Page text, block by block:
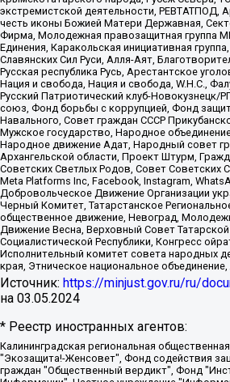
экстремистской деятельности, РЕВТАТПОД,
честь иконы Божией Матери Державная,
Фирма, Молодежная правозащитная группа
Единения, Каракольская инициативная
Славянских Сил Руси, Алля-Аят,
Русская республика Русь, Арестантское
Нация и свобода, Нация и свобода, W.H.С.,
Русский Патриотический клуб-Новокузнецк/
союз, Фонд борьбы с коррупцией, Фонд
Навального, Совет граждан СССР
Мужское государство, Народное
Народное движение Адат, Народный совет
Архангельской области, Проект Штурм,
Советских Светлых Родов, Совет Советских
Meta Platforms Inc, Facebook, Instagram,
Добровольческое Движение Организации
Черный Комитет, Татарстанское
общественное движение, Невоград,
Движение Весна, Верховный Совет
Социалистической Республики, Конгресс
Исполнительный комитет совета народных
края, Этническое национальное
Источник: https://minjust.gov.ru/ru/
на 03.05.2024
* Реестр иностранных агентов:
Калининградская региональная общественная организация "Экозащита!-Женсовет", Фонд содействия защите прав и свобод граждан "Общественный вердикт", Фонд "Институт Развития Свободы Информации", Частное учреждение "Информационное агентство МЕМО. РУ", Региональная общественная организация "Общественная комиссия по сохранению наследия академика Сахарова", Фонд поддержки свободы прессы, Санкт-Петербургская общественная правозащитная организация "Гражданский контроль", Межрегиональная общественная организация "Информационно-просветительский центр "Мемориал", Региональный Фонд "Центр Защиты Прав Средств Массовой Информации", с 05.12.2023 Фонд "Центр Защиты Прав Средств массовой информации", Региональная общественная благотворительная организация помощи беженцам и мигрантам "Гражданское содействие", Негосударственное образовательное учреждение дополнительного профессионального образования (повышение квалификации) специалистов "АКАДЕМИЯ ПО ПРАВАМ ЧЕЛОВЕКА", Свердловская региональная общественная организация "Сутяжник", Автономная некоммерческая организация "Центр независимых социологических исследований", Союз общественных объединений "Российский исследовательский центр по правам человека", Региональное общественное учреждение научно-информационный центр "МЕМОРИАЛ", Некоммерческая организация "Фонд защиты гласности", Автономная некоммерческая организация "Институт прав человека", Городская общественная организация "Екатеринбургское общество "МЕМОРИАЛ", Городская общественная организация "Рязанское историко-просветительское и правозащитное общество "Мемориал" (Рязанский Мемориал), Челябинский региональный орган общественной самодеятельности – женское общественное объединение "Женщины Евразии", Челябинский региональный орган общественной самодеятельности "Уральская правозащитная группа", Фонд содействия защите здоровья и социальной справедливости имени Андрея Рылькова, Автономная Некоммерческая Организация "Аналитический Центр Юрия Левады", Автономная некоммерческая организация социальной поддержки населения "Проект Апрель", Региональная общественная организация помощи женщинам и детям, находящимся в кризисной ситуации "Информационно-методический центр "Анна", Фонд содействия развитию массовых коммуникаций и правовому просвещению "Так-так-Так", Фонд содействия устойчивому развитию "Серебряная тайга", Свердловский региональный общественный фонд социальных проектов "Новое время", "Idel.Реалии", Кавказ.Реалии, Крым.Реалии, Телеканал Настоящее Время, Татаро-башкирская служба Радио Свобода (Azatliq Radiosi), Радио Свободная Европа/Радио Свобода (PCE/PC), "Сибирь.Реалии", "Фактограф", Благотворительный фонд помощи осужденным и их семьям, Автономная некоммерческая организация "Институт глобализации и социальных движений", Фонд "В защиту прав заключенных", Частное учреждение "Центр поддержки и содействия развитию средств массовой информации", Пензенский региональный общественный благотворительный фонд "Гражданский союз", "Север.Реалии", Некоммерческая организация Фонд "Правовая инициатива", Общество с ограниченной ответственностью "Радио Свободная Европа/Радио Свобода", Чешское информационное агентство "MEDIUM-ORIENT", Красноярская региональная общественная организация "Мы против СПИДа", Камалягин Денис Николаевич, Маркелов Сергей Евгеньевич, Пономарев Лев Александрович, Савицкая Людмила Алексеевна, Автономная некоммерческая организация "Центр по работе с проблемой насилия "НАСИЛИЮ.НЕТ", Межрегиональный профессиональный союз работников здравоохранения "Альянс врачей", Юридическое лицо, зарегистрированное в Латвийской Республике, SIA "Medusa Project" (регистрационный номер 40103797863, дата регистрации 10.06.2014), Некоммерческая организация "Фонд по борьбе с коррупцией", Автономная некоммерческая организация "Институт права и публичной политики", Баданин Роман Сергеевич, Гликин Максим Александрович, Железнова Мария Михайловна, Лукьянова Юлия Сергеевна, Маетная Елизавета Витальевна, Маняхин Петр Борисович, Чуракова Ольга Владимировна, Ярош Юлия Петровна, Юридическое лицо "The Insider SIA", зарегистрированное в Риге, Латвийская Республика (дата регистрации 26.06.2015), являющееся администратором доменного имени интернет-издания "The Insider SIA", https://theins.ru, Постернак Алексей Евгеньевич, Рубин Михаил Аркадьевич, Анин Роман Александрович, Юридическое лицо Istories fonds, зарегистрированное в Латвийской Республике (регистрационный номер 50008295751, дата регистрации 24.02.2020), Великовский Дмитрий Александрович, Долинина Ирина Николаевна, Мароховская Алеся Алексеевна, Шлейнов Роман Юрьевич, Шмагун Олеся Валентиновна, Общество с ограниченной ответственностью "Альтаир 2021", Общество с ограниченной ответственностью "Вега 2021", Общество с ограниченной ответственностью "Главный редактор 2021", Общество с ограниченной ответственностью "Ромашки монолит", Важенков Артем Валерьевич, Ивановская областная общественная организация "Центр гендерных исследований", Гурман Юрий Альбертович, Медиапроект "ОВД-Инфо", Егоров Владимир Владимирович, Жилинский Владимир Александрович, Общество с ограниченной ответственностью "ЗП", Иванова София Юрьевна, Карезина Инна Павловна, Кильтау Екатерина Викторовна, Петров Алексей Викторович, Пискунов Сергей Евгеньевич, Смирнов Сергей Сергеевич, Тихонов Михаил Сергеевич, Общество с ограниченной ответственностью "ЖУРНАЛИСТ-ИНОСТРАННЫЙ АГЕНТ", Арапова Галина Юрьевна, Вольтская Татьяна Анатольевна, Американская компания "Mason G.E.S. Anonymous Foundation" (США), являющаяся владельцем интернет-издания https://mnews.world/, Компания "Stichting Bellingcat", зарегистрированная в Нидерландах (дата регистрации 11.07.2018), Захаров Андрей Вячеславович, Клепиковская Екатерина Дмитриевна, Общество с ограниченной ответственностью "МЕМО", Перл Роман Александрович, Симонов Евгений Алексеевич, Соловьева Елена Анатольевна, Сотников Даниил Владимирович, Сурначева Елизавета Дмитриевна, Автономная некоммерческая организация по защите прав человека и информированию населения "Якутия – Наше Мнение", Общество с ограниченной ответственностью "Москоу диджитал медиа", с 26.01.2023 Общество с ограниченной ответственностью "Чайка Белые сады", Ветошкина Валерия Валерьевна, Заговора Максим Александрович, Межрегиональное общественное движение "Российская ЛГБТ - сеть", Оленичев Максим Владимирович, Павлов Иван Юрьевич, Скворцова Елена Сергеевна, Общество с ограниченной ответственностью "Как бы инагент", Кочетков Игорь Викторович, Общество с ограниченной ответственностью "Честные выборы", Еланчик Олег Александрович, Общество с ограниченной ответственностью "Нобелевский призыв", Гималова Регина Эмилевна, Григорьев Андрей Валерьевич, Григорьева Алина Александровна, Ассоциация по содействию защите прав призывников, альтернативнослужащих и военнослужащих "Правозащитная группа "Гражданин.Армия.Право", Хисамова Регина Фаритовна, Автономная некоммерческая организация по реализации социально-правовых программ "Лилит", Дальневосточное общественное движение "Маяк", Санкт-Петербургская ЛГБТ-инициативная группа "Выход", Инициативная группа ЛГБТ+ "Реверс", Алексеев Андрей Викторович, Бекбулатова Таисия Львовна, Беляев Иван Михайлович, Владыкина Елена Сергеевна, Гельман Марат Александрович, Никульшина Вероника Юрьевна, Толоконникова Надежда Андреевна, Шендерович Виктор Анатольевич, Общество с ограниченной ответственностью "Данное сообщение", Общество с ограниченной ответственностью Издательский дом "Новая глава", Айнбиндер Александра Александровна, Московский комьюнити-центр для ЛГБТ+инициатив, Благотворительный фонд развития филантропии, Deutsche Welle (Германия, Kurt-Schumacher-Strasse 3, 53113 Bonn), Борзунова Мария Михайловна, Воробьев Виктор Викторович, Голубева Анна Львовна, Константинова Алла Михайловна, Малкова